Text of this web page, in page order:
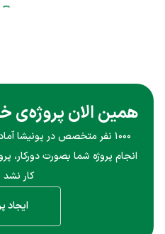
همین الان پروژه‌ی
۱۰۰۰ نفر متخصص در پونیشا
انجام پروژه شما بصورت دورکار،
کار نشد
ایجاد